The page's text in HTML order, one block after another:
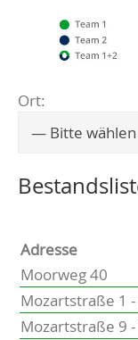
Eckernförde
Heikendorf
Kronshagen
Preetz
Heide
Bordesholm
Elmshorn
Ort:
Wählen Sie
Adresse
Moorweg 40
Mozartstraße 1 -
Mozartstraße 9 -